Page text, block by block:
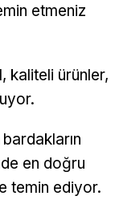
etmeniz
kaliteli ürünler,
en doğru
temin ediyor.